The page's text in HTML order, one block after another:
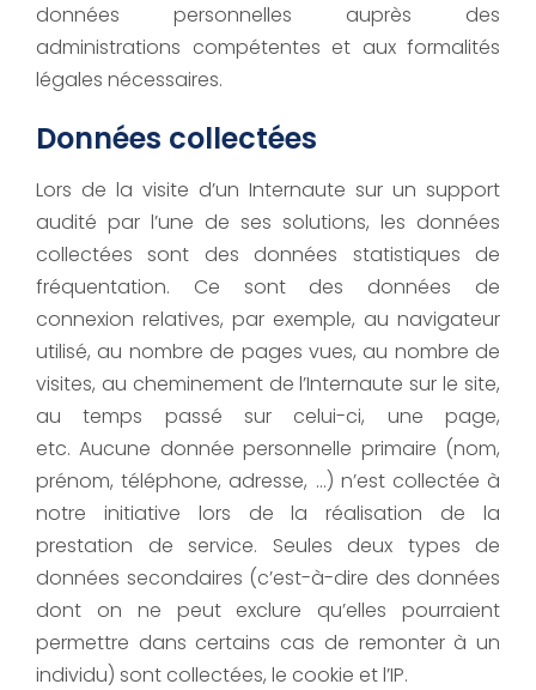
données personnelles auprès des
administrations compétentes et aux formalités
légales nécessaires.
Données collectées
Lors de la visite d’un Internaute sur un support
audité par l’une de ses solutions, les données
collectées sont des données statistiques de
fréquentation. Ce sont des données de
connexion relatives, par exemple, au navigateur
utilisé, au nombre de pages vues, au nombre de
visites, au cheminement de l’Internaute sur le site,
au temps passé sur celui-ci, une page,
etc. Aucune donnée personnelle primaire (nom,
prénom, téléphone, adresse, …) n’est collectée à
notre initiative lors de la réalisation de la
prestation de service. Seules deux types de
données secondaires (c’est-à-dire des données
dont on ne peut exclure qu’elles pourraient
permettre dans certains cas de remonter à un
individu) sont collectées, le cookie et l’IP.